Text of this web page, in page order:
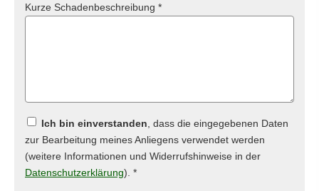
Kurze Schadenbeschreibung *
Ich bin einverstanden , dass die eingegebenen Daten
zur Bearbeitung meines Anliegens verwendet werden
(weitere Informationen und Widerrufshinweise in der
Datenschutzerklärung). *